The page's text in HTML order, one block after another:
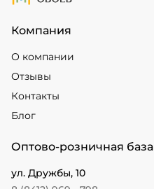
Компания
О компании
Отзывы
Контакты
Блог
Оптово-розничная база
ул. Дружбы, 10